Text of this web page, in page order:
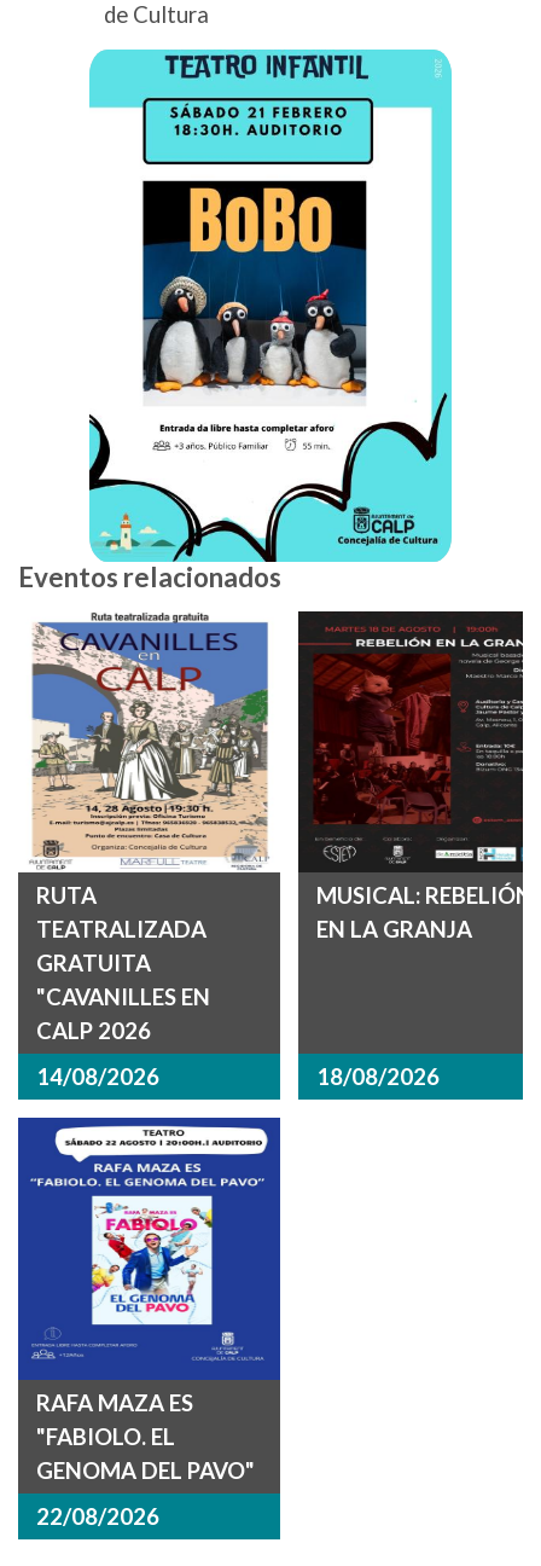
de Cultura
Eventos relacionados
RUTA
TEATRALIZADA
GRATUITA
"CAVANILLES EN
CALP 2026
14/08/2026
MUSICAL: REBELIÓN
EN LA GRANJA
18/08/2026
RAFA MAZA ES
"FABIOLO. EL
GENOMA DEL PAVO"
22/08/2026